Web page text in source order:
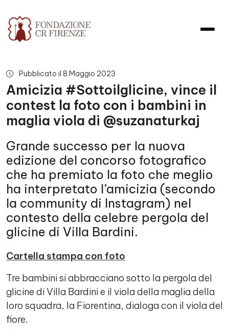
Amicizia #Sottoilglicine, vince
Pubblicato il 8 Maggio 2023
Amicizia #Sottoilglicine, vince il
contest la foto con i bambini in
maglia viola di @suzanaturkaj
Grande successo per la nuova
edizione del concorso fotografico
che ha premiato la foto che meglio
ha interpretato l’amicizia (secondo
la community di Instagram) nel
contesto della celebre pergola del
glicine di Villa Bardini.
Cartella stampa con foto
Tre bambini si abbracciano sotto la pergola del
glicine di Villa Bardini e il viola della maglia della
loro squadra, la Fiorentina, dialoga con il viola del
fiore.